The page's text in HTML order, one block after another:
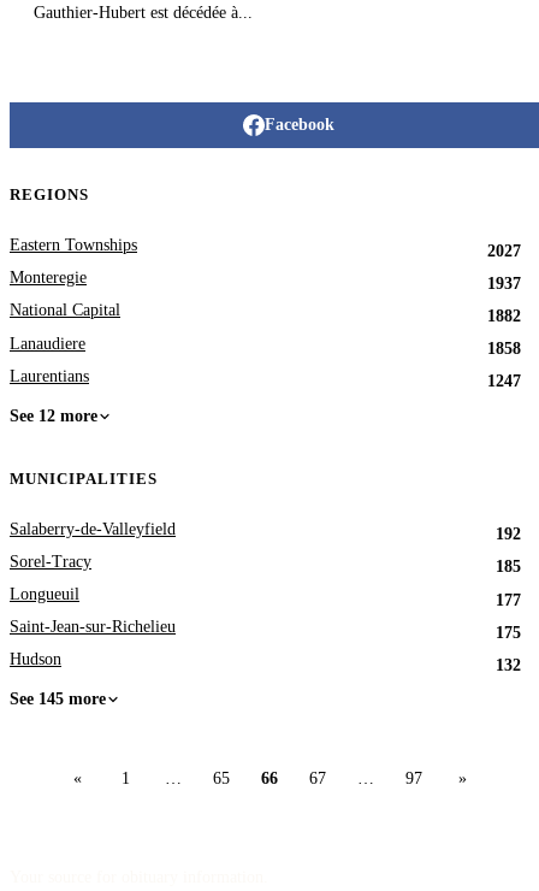
Gauthier-Hubert est décédée à...
Facebook
REGIONS
Eastern Townships
2027
Monteregie
1937
National Capital
1882
Lanaudiere
1858
Laurentians
1247
See 12 more
MUNICIPALITIES
Salaberry-de-Valleyfield
192
Sorel-Tracy
185
Longueuil
177
Saint-Jean-sur-Richelieu
175
Hudson
132
See 145 more
« 1 65 66 67 97 »